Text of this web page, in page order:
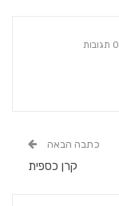
0 תגובות
כתבה הבאה
קרן כספית